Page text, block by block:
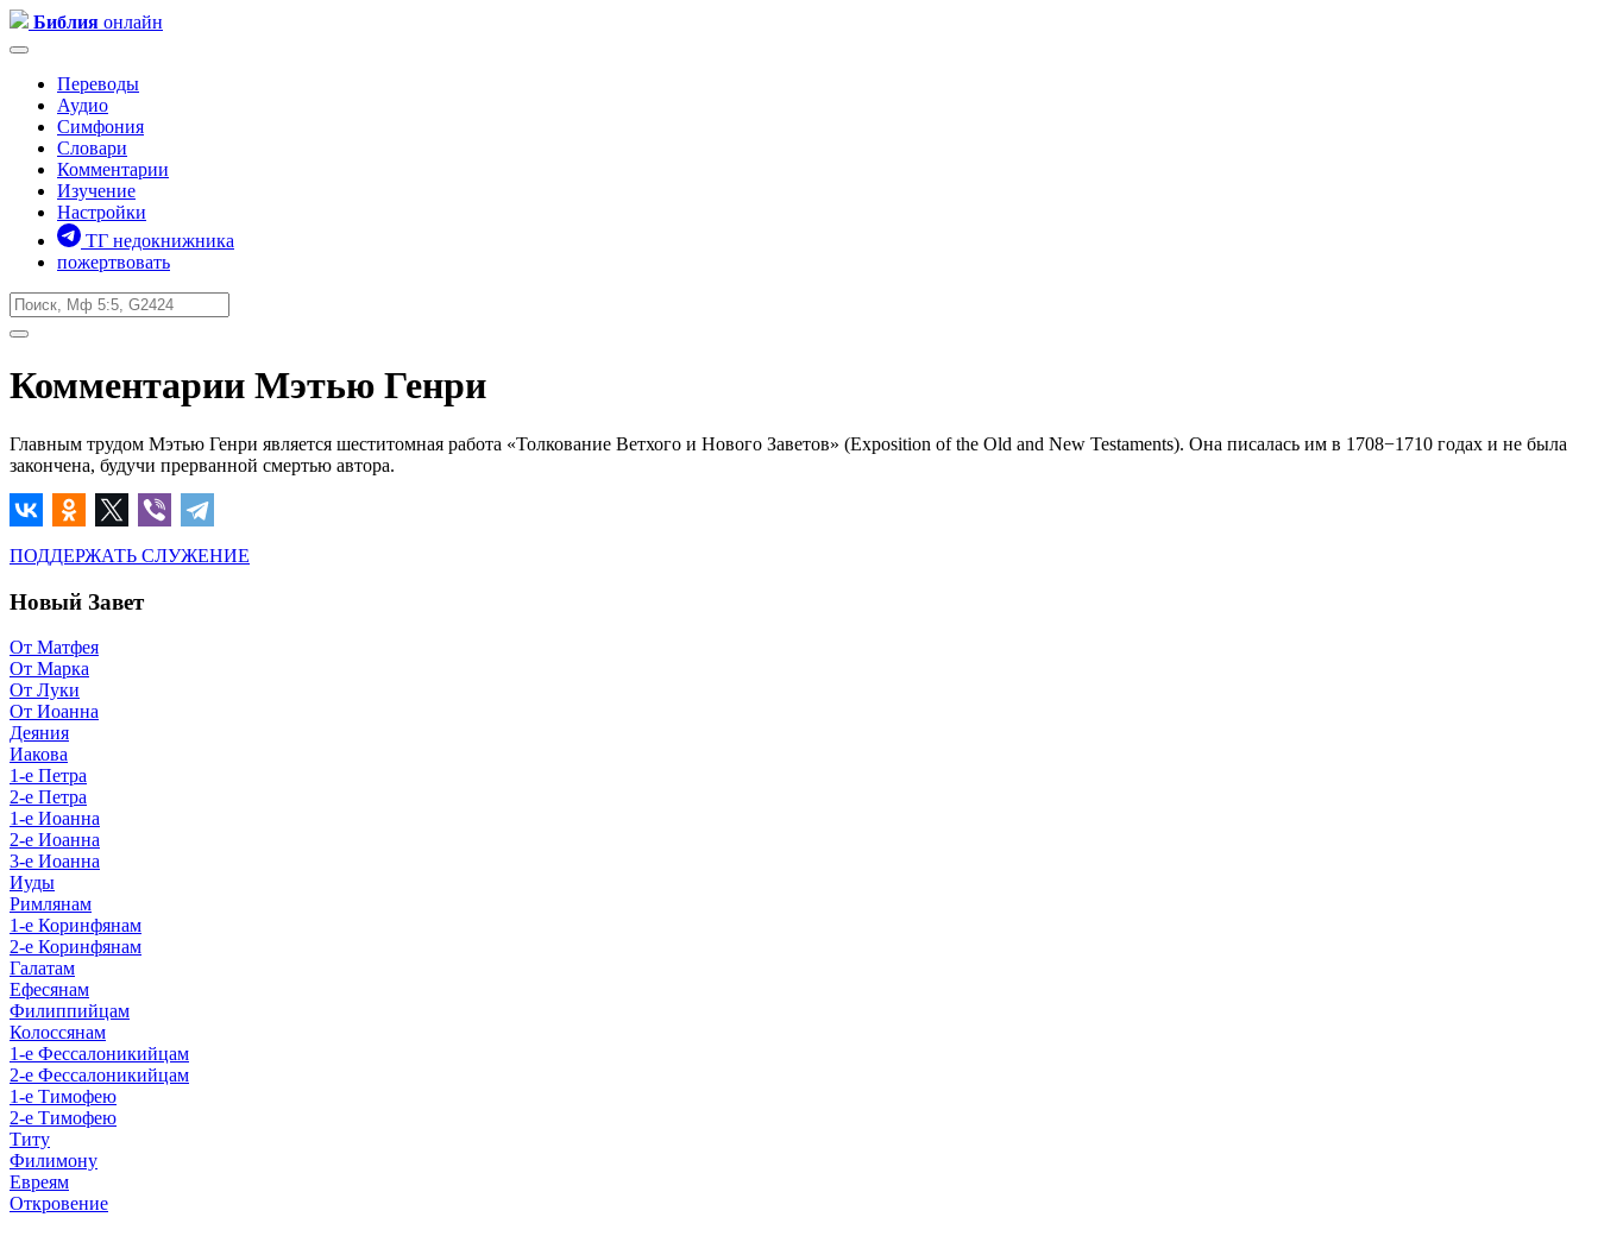
Библия онлайн
Переводы
Аудио
Симфония
Словари
Комментарии
Изучение
Настройки
ТГ недокнижника
пожертвовать
Комментарии Мэтью Генри
Главным трудом Мэтью Генри является шеститомная работа «Толкование Ветхого и Нового Заветов» (Exposition of the Old and New Testaments). Она писалась им в 1708−1710 годах и не была
закончена, будучи прерванной смертью автора.
ПОДДЕРЖАТЬ СЛУЖЕНИЕ
Новый Завет
От Матфея
От Марка
От Луки
От Иоанна
Деяния
Иакова
1-е Петра
2-е Петра
1-е Иоанна
2-е Иоанна
3-е Иоанна
Иуды
Римлянам
1-е Коринфянам
2-е Коринфянам
Галатам
Ефесянам
Филиппийцам
Колоссянам
1-е Фессалоникийцам
2-е Фессалоникийцам
1-е Тимофею
2-е Тимофею
Титу
Филимону
Евреям
Откровение